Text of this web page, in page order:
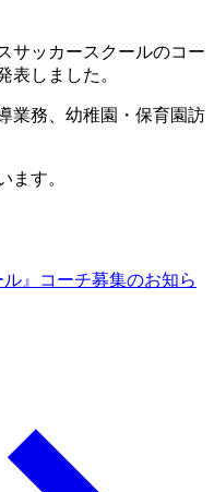
サッカースクールのコー
表しました。
業務、幼稚園・保育園訪
ます。
ル』コーチ募集のお知ら